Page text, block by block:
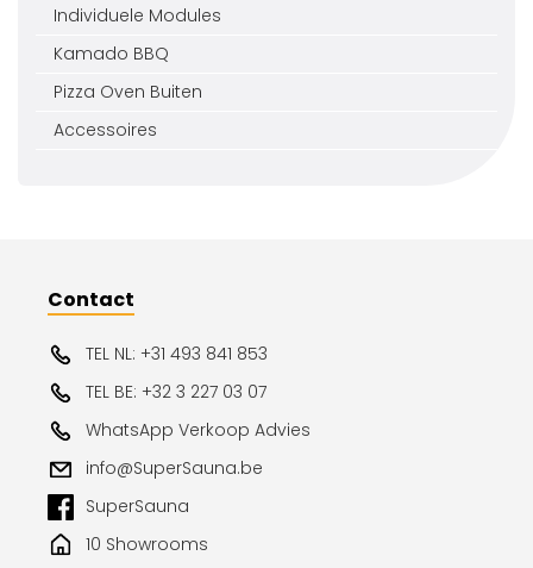
Individuele Modules
Kamado BBQ
Pizza Oven Buiten
Accessoires
Contact
TEL NL: +31 493 841 853
TEL BE: +32 3 227 03 07
WhatsApp Verkoop Advies
info@SuperSauna.be
SuperSauna
10 Showrooms